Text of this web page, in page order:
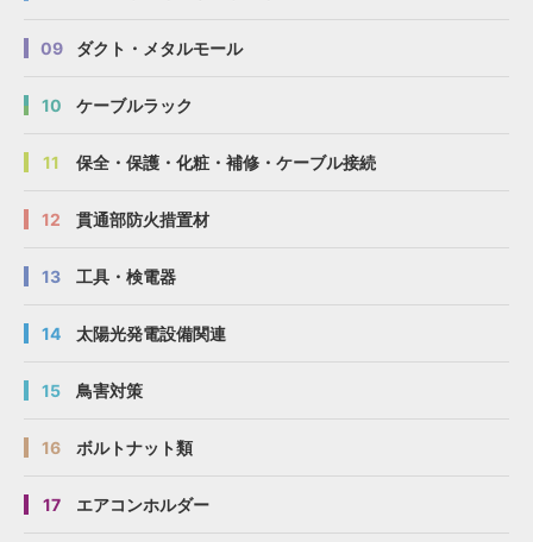
09 ダクト・メタルモール
10 ケーブルラック
11 保全・保護・化粧・補修・ケーブル接続
12 貫通部防火措置材
13 工具・検電器
14 太陽光発電設備関連
15 鳥害対策
16 ボルトナット類
17 エアコンホルダー